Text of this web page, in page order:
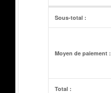
Sous-total :
Moyen de paiement :
Total :